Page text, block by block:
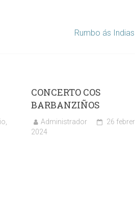
Rumbo ás Indias
CONCERTO COS
BARBANZIÑOS
Administrador
26
2024